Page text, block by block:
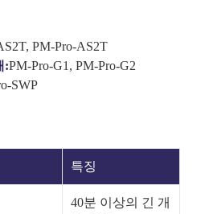
PM-Pro-AS2T
:PM-Pro-G1, PM-Pro-G2
SWP
특징
40분 이상의 긴 개